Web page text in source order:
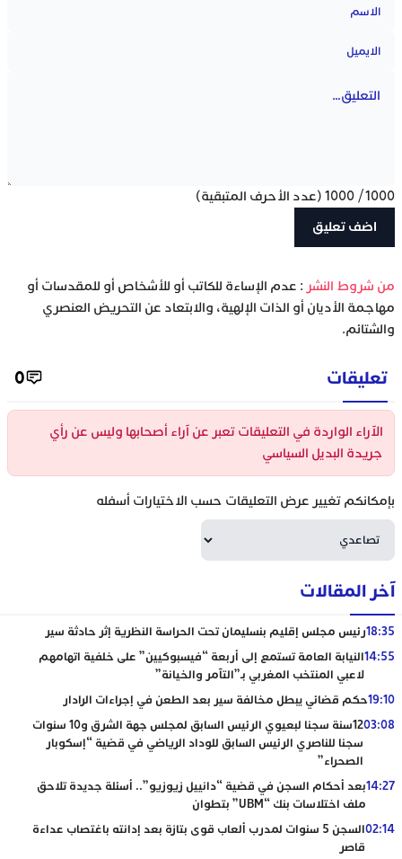
1000
/
1000 (عدد الأحرف المتبقية)
‫من شروط النشر : عدم الإساءة للكاتب أو للأشخاص أو للمقدسات أو
مهاجمة الأديان أو الذات الإلهية، والابتعاد عن التحريض العنصري
والشتائم.
تعليقات 0
الآراء الواردة في التعليقات تعبر عن آراء أصحابها وليس عن رأي
جريدة البديل السياسي
بإمكانكم تغيير عرض التعليقات حسب الاختيارات أسفله
آخر المقالات
18:35رئيس مجلس إقليم بنسليمان تحت الحراسة النظرية إثر حادثة سير
14:55النيابة العامة تستمع إلى أربعة “فيسبوكيين” على خلفية اتهامهم
لاعبي المنتخب المغربي بـ”التآمر والخيانة”
19:10حكم قضائي يبطل مخالفة سير بعد الطعن في إجراءات الرادار
03:08
12سنة سجنا لبعيوي الرئيس السابق لمجلس جهة الشرق و10 سنوات
سجنا للناصري الرئيس السابق للوداد الرياضي في قضية “إسكوبار
الصحراء”
14:27بعد أحكام السجن في قضية “دانييل زيوزيو”.. أسئلة جديدة تلاحق
ملف اختلاسات بنك “UBM” بتطوان
02:14
السجن 5 سنوات لمدرب ألعاب قوى بتازة بعد إدانته باغتصاب عداءة
قاصر